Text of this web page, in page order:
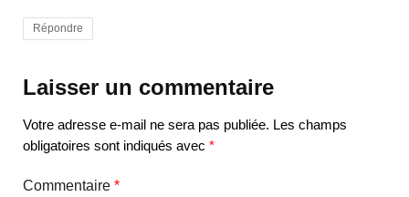
Répondre
Laisser un commentaire
Votre adresse e-mail ne sera pas publiée. Les champs
obligatoires sont indiqués avec *
Commentaire *